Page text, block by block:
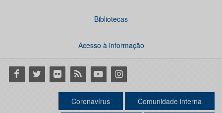
Bibliotecas
Acesso à informação
Facebook
Twitter Flickr RSS YoutubeInstagram
Coronavírus Comunidade interna